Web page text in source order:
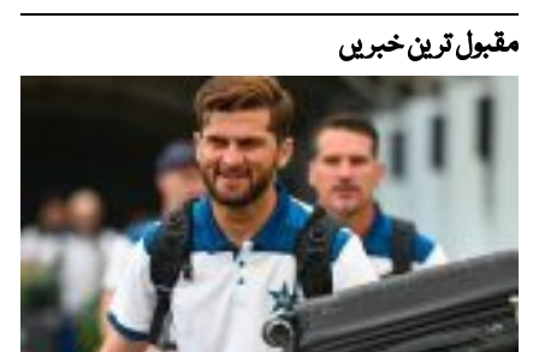
مقبول ترین خبریں